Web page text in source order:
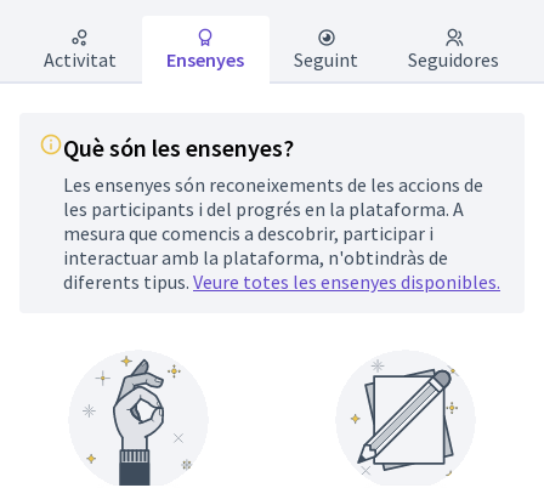
Activitat Ensenyes Seguint Seguidores
Què són les ensenyes?
Les ensenyes són reconeixements de les accions de
les participants i del progrés en la plataforma. A
mesura que comencis a descobrir, participar i
interactuar amb la plataforma, n'obtindràs de
diferents tipus. Veure totes les ensenyes disponibles.